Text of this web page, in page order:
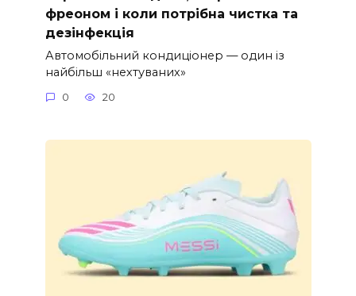
фреоном і коли потрібна чистка та
дезінфекція
Автомобільний кондиціонер — один із
найбільш «нехтуваних»
0 20